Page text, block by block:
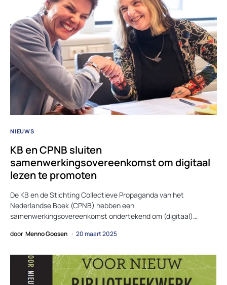
NIEUWS
KB en CPNB sluiten
samenwerkingsovereenkomst om digitaal
lezen te promoten
De KB en de Stichting Collectieve Propaganda van het
Nederlandse Boek (CPNB) hebben een
samenwerkingsovereenkomst ondertekend om (digitaal)…
door Menno Goosen 20 maart 2025